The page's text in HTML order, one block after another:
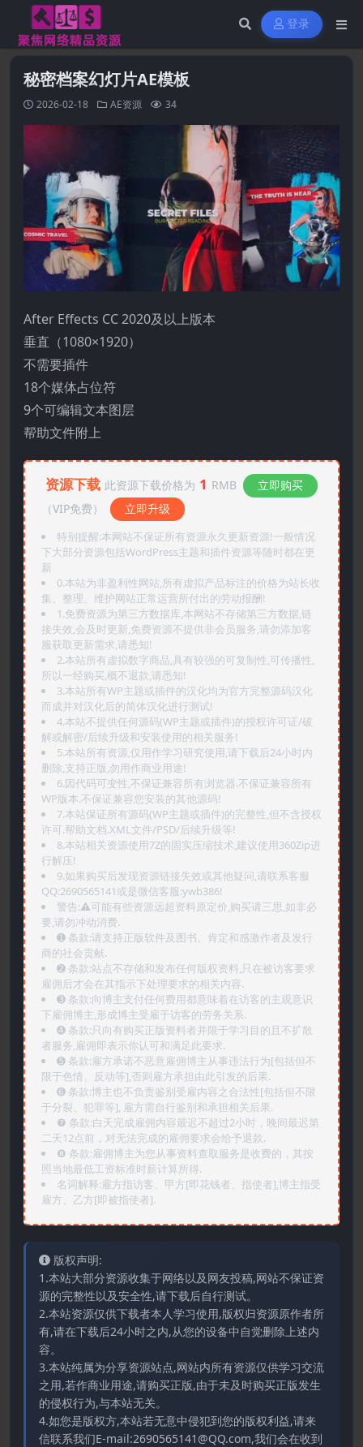
登录
秘密档案幻灯片AE模板
2026-02-18 AE资源 34
After Effects CC 2020及以上版本
垂直（1080×1920）
不需要插件
18个媒体占位符
9个可编辑文本图层
帮助文件附上
资源下载 此资源下载价格为 1 RMB
立即购买
（VIP免费）
立即升级
特别提醒:本网站不保证所有资源永久更新资源!一般情况
下大部分资源包括WordPress主题和插件资源等随时都在更
新
0.本站为非盈利性网站,所有虚拟产品标注的价格为站长收
集、整理、维护网站正常运营所付出的劳动报酬!
1.免费资源为第三方数据库,本网站不存储第三方数据,链
接失效,会及时更新,免费资源不提供非会员服务,请勿添加客
服获取更新需求,请悉知!
2.本站所有虚拟数字商品,具有较强的可复制性,可传播性,
所以一经购买,概不退款,请悉知!
3.本站所有WP主题或插件的汉化均为官方完整源码汉化
而成并对汉化后的简体汉化进行测试!
4.本站不提供任何源码(WP主题或插件)的授权许可证/破
解或解密/后续升级和安装使用的相关服务!
5.本站所有资源,仅用作学习研究使用,请下载后24小时内
删除,支持正版,勿用作商业用途!
6.因代码可变性,不保证兼容所有浏览器.不保证兼容所有
WP版本.不保证兼容您安装的其他源码!
7.本站保证所有源码(WP主题或插件)的完整性,但不含授权
许可.帮助文档.XML文件/PSD/后续升级等!
8.本站相关资源使用7Z的固实压缩技术,建议使用360Zip进
行解压!
9.如果购买后发现资源链接失效或其他疑问,请联系客服
QQ:2690565141或是微信客服:ywb386!
警告:⚠️可能有些资源远超资料原定价,购买请三思,如非必
要,请勿冲动消费.
➊️ 条款:请支持正版软件及图书。肯定和感激作者及发行
商的社会贡献.
➋️ 条款:站点不存储和发布任何版权资料,只在被访客要求
雇佣后才会在其指示下处理要求的相关内容.
➌️ 条款:向博主支付任何费用都意味着在访客的主观意识
下雇佣博主,形成博主受雇于访客的劳务关系.
➍️ 条款:只向有购买正版资料者并限于学习目的且不扩散
者服务,雇佣即表示你认可和满足此要求.
➎ 条款:雇方承诺不恶意雇佣博主从事违法行为[包括但不
限于色情、反动等],否则雇方承担由此引发的后果.
➏️ 条款:博主也不负责鉴别受雇内容之合法性[包括但不限
于分裂、犯罪等], 雇方需自行鉴别和承担相关后果.
❼ 条款:白天完成雇佣内容最迟不超过2小时，晚间最迟第
二天12点前，对无法完成的雇佣要求会给予退款.
❽ 条款:雇佣博主为您从事资料查取服务是收费的，其按
照当地最低工资标准时薪计算所得.
名词解释:雇方指访客、甲方[即花钱者、指使者],博主指受
雇方、乙方[即被指使者].
版权声明:
1.本站大部分资源收集于网络以及网友投稿,网站不保证资
源的完整性以及安全性,请下载后自行测试。
2.本站资源仅供下载者本人学习使用,版权归资源原作者所
有,请在下载后24小时之内,从您的设备中自觉删除上述内
容。
3.本站纯属为分享资源站点,网站内所有资源仅供学习交流
之用,若作商业用途,请购买正版,由于未及时购买正版发生
的侵权行为,与本站无关。
4.如您是版权方,本站若无意中侵犯到您的版权利益,请来
信联系我们E-mail:2690565141@QQ.com,我们会在收到